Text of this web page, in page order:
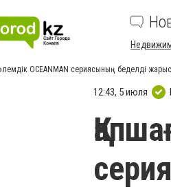
OCEANMAN сериясының беделді
12:43, 5 июля